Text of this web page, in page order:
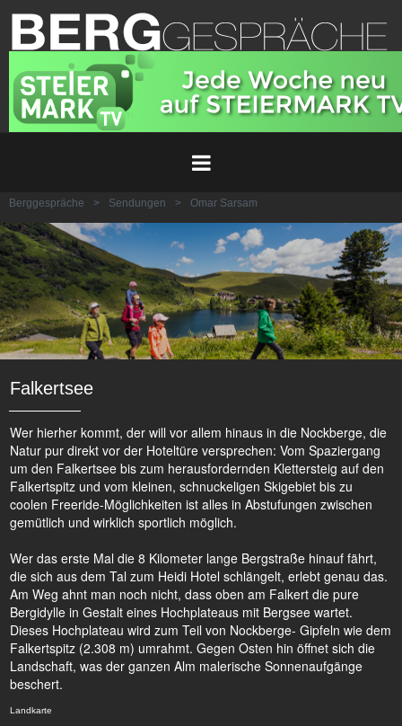
Berggespräche > Sendungen > Omar Sarsam
Falkertsee
Wer hierher kommt, der will vor allem hinaus in die Nockberge, die
Natur pur direkt vor der Hoteltüre versprechen: Vom Spaziergang
um den Falkertsee bis zum herausfordernden Klettersteig auf den
Falkertspitz und vom kleinen, schnuckeligen Skigebiet bis zu
coolen Freeride-Möglichkeiten ist alles in Abstufungen zwischen
gemütlich und wirklich sportlich möglich.
Wer das erste Mal die 8 Kilometer lange Bergstraße hinauf fährt,
die sich aus dem Tal zum Heidi Hotel schlängelt, erlebt genau das.
Am Weg ahnt man noch nicht, dass oben am Falkert die pure
Bergidylle in Gestalt eines Hochplateaus mit Bergsee wartet.
Dieses Hochplateau wird zum Teil von Nockberge- Gipfeln wie dem
Falkertspitz (2.308 m) umrahmt. Gegen Osten hin öffnet sich die
Landschaft, was der ganzen Alm malerische Sonnenaufgänge
beschert.
Landkarte